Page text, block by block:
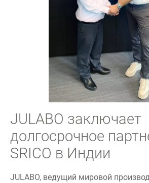
JULABO заключает
долгосрочное
SRICO в Индии
JULABO, ведущий мировой